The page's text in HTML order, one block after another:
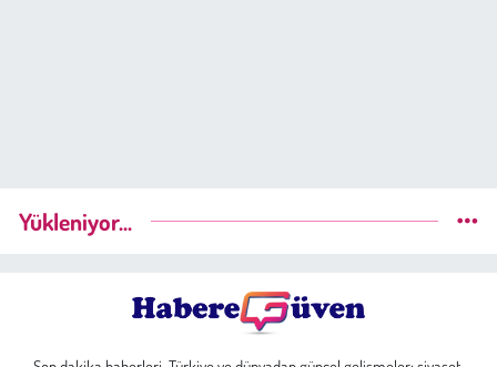
Yükleniyor...